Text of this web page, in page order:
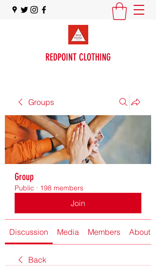
REDPOINT CLOTHING
Groups
Group
Public · 198 members
Join
Discussion Media Members About
Back